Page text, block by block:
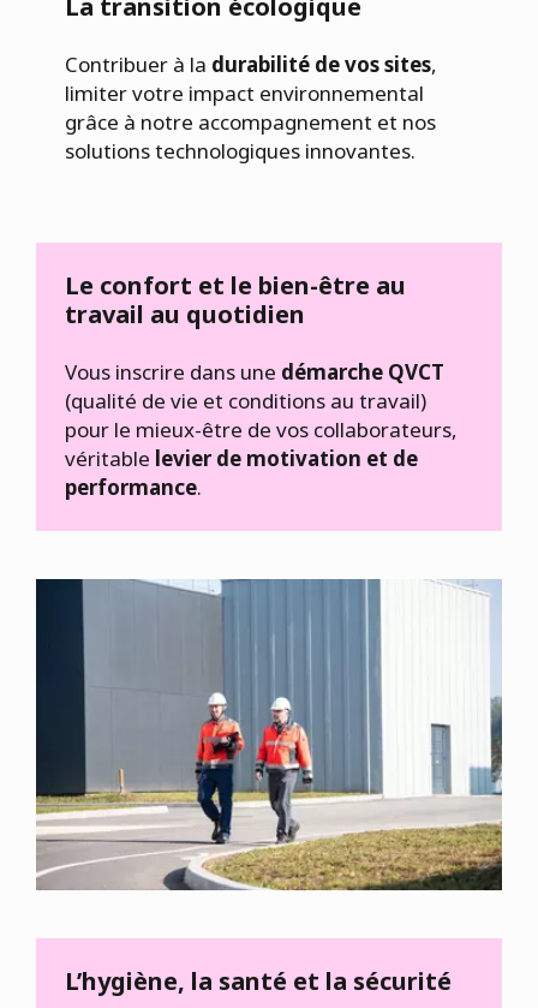
La transition écologique
Contribuer à la durabilité de vos sites,
limiter votre impact environnemental
grâce à notre accompagnement et nos
solutions technologiques innovantes.
Le confort et le bien-être au
travail au quotidien
Vous inscrire dans une démarche QVCT
(qualité de vie et conditions au travail)
pour le mieux-être de vos collaborateurs,
véritable levier de motivation et de
performance.
L’hygiène, la santé et la sécurité